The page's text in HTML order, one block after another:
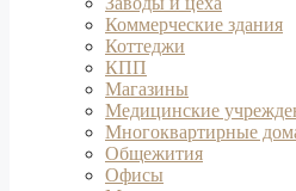
Коммерческие здания
Коттеджи
КПП
Магазины
Медицинские
Многоквартирные
Общежития
Офисы